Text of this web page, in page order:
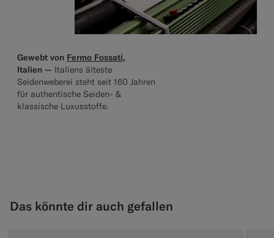
Gewebt von Fermo Fossati,
Italien — Italiens älteste
Seidenweberei steht seit 160 Jahren
für authentische Seiden- &
klassische Luxusstoffe.
Das könnte dir auch gefallen